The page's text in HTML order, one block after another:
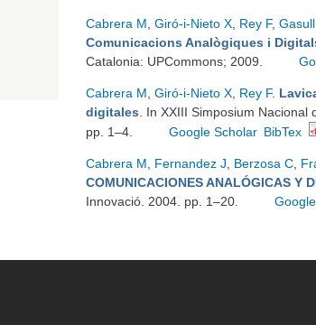
Cabrera M Giró-i-Nieto X Rey F,
Comunicacions Analògiques i
Catalonia: UPCommons; 2009.
Cabrera M Giró-i-Nieto X Rey F.
digitales . In XXIII Simposium
pp. 1–4.
Google Scholar BibTex
Cabrera M Fernandez J Berzosa C
COMUNICACIONES ANALÓGICAS Y
Innovació. 2004. pp. 1–20.